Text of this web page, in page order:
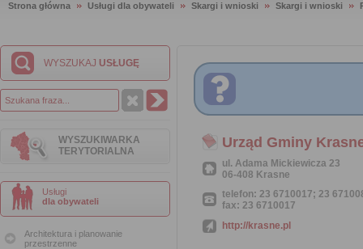
Strona główna Usługi dla obywateli Skargi i wnioski Skargi i wnioski
WYSZUKAJ USŁUGĘ
WYSZUKIWARKA
TERYTORIALNA
Usługi
dla obywateli
Architektura i planowanie
przestrzenne
Urząd Gminy
ul. Adama Mickiewicza 23
06-408 Krasne
telefon: 23 6710017; 23
fax: 23 6710017
http://krasne.pl